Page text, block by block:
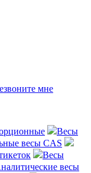
мне
Весы
весы CAS
Весы
весы